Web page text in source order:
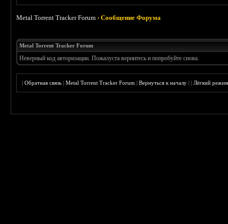
Metal Torrent Tracker Forum ›Сообщение Форума
Metal Torrent Tracker Forum
Неверный код авторизации. Пожалуста вернитесь и попробуйте снова.
|Обратная связь |Metal Torrent Tracker Forum |Вернуться к началу ||Лёгкий